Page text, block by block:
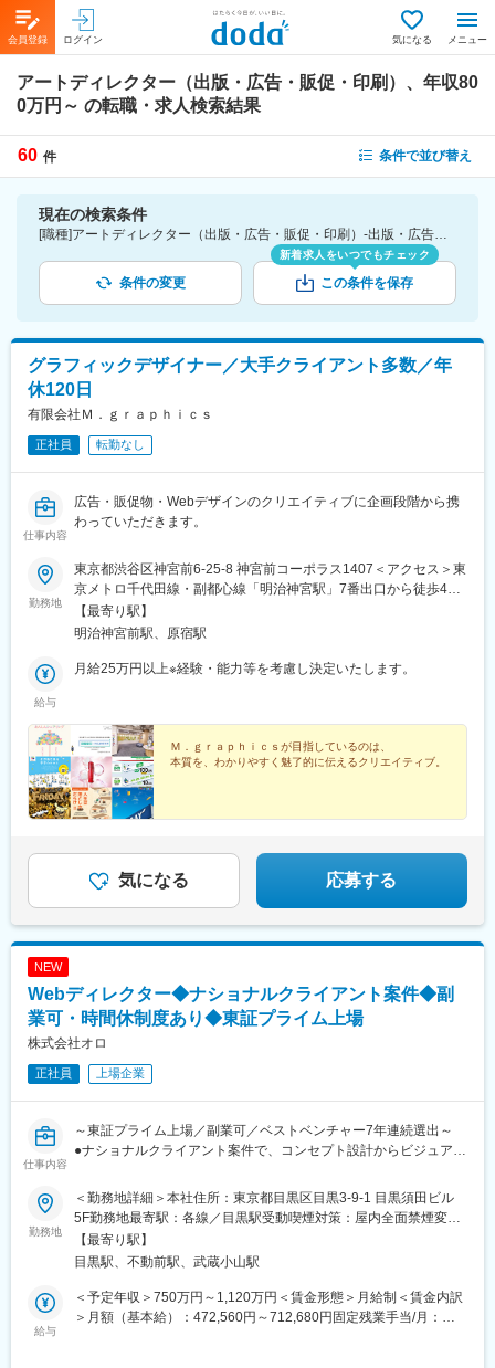
会員登録 ログイン 気になる メニュー
アートディレクター（出版・広告・販促・印刷）、年収80
0万円～ の転職・求人検索結果
60 件 条件で並び替え
現在の検索条件
[職種]アートディレクター（出版・広告・販促・印刷）-出版・広告・販促・印刷 [年収]800万円～
条件の変更
新着求人をいつでもチェック
この条件を保存
グラフィックデザイナー／大手クライアント多数／年
休120日
有限会社Ｍ．ｇｒａｐｈｉｃｓ
正社員 転勤なし
仕事内容
広告・販促物・Webデザインのクリエイティブに企画段階から携
わっていただきます。
勤務地
東京都渋谷区神宮前6-25-8 神宮前コーポラス1407＜アクセス＞東
京メトロ千代田線・副都心線「明治神宮駅」7番出口から徒歩4分
JR・東京メトロ各線「渋谷駅」から徒歩10分※転勤はありませ
ん。
【最寄り駅】
明治神宮前駅、原宿駅
給与
月給25万円以上※経験・能力等を考慮し決定いたします。
Ｍ．ｇｒａｐｈｉｃｓが目指しているのは、
本質を、わかりやすく魅了的に伝えるクリエイティブ。
気になる 応募する
NEW
Webディレクター◆ナショナルクライアント案件◆副
業可・時間休制度あり◆東証プライム上場
株式会社オロ
正社員 上場企業
仕事内容
～東証プライム上場／副業可／ベストベンチャー7年連続選出～
●ナショナルクライアント案件で、コンセプト設計からビジュアル
●Technology × Creativeを体現する環境で、多彩な表現ジャンル
に挑戦可能
●副業可・時間休制度など、柔軟で先進的な働き方制度が充実
■業務内容
"Technology × Creative" をスローガンに、
最先端の技術とクリエイティブの力を掛け合わせ、
企業のトップマネジメントが抱える課題解決と企業価値最大化を
勤務地
＜勤務地詳細＞本社住所：東京都目黒区目黒3-9-1 目黒須田ビル
5F勤務地最寄駅：各線／目黒駅受動喫煙対策：屋内全面禁煙変更
の範囲：会社の定める事業所（リモートワーク含む）
【最寄り駅】
目黒駅、不動前駅、武蔵小山駅
給与
＜予定年収＞750万円～1,120万円＜賃金形態＞月給制＜賃金内訳
＞月額（基本給）：472,560円～712,680円固定残業手当/月：